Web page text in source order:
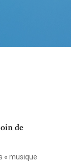
de
« musique